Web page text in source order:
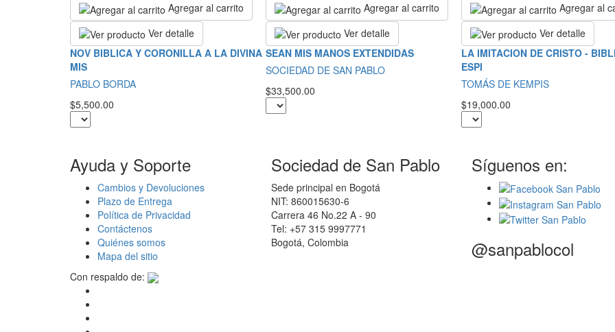
Agregar al carrito
Ver detalle
NOV BIBLICA Y CORONILLA A LA DIVINA
MIS
PABLO BORDA
$5,500.00
Agregar al carrito
Ver detalle
SEAN MIS MANOS EXTENDIDAS
SOCIEDAD DE SAN PABLO
$33,500.00
Agregar al
Ver detalle
LA IMITACION DE CRISTO -
ESPI
TOMÁS DE KEMPIS
$19,000.00
Ayuda y Soporte
Cambios y Devoluciones
Plazo de Entrega
Política de Privacidad
Contáctenos
Quiénes somos
Mapa del sitio
Sociedad de San Pablo
Sede principal en Bogotá
NIT: 860015630-6
Carrera 46 No.22 A - 90
Tel: +57 315 9997771
Bogotá, Colombia
Síguenos en:
@sanpablocol
Con respaldo de: